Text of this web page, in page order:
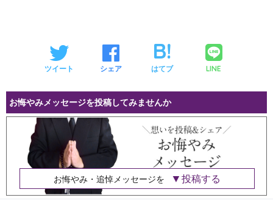
ツイート シェア はてブ LINE
お悔やみメッセージを投稿してみませんか
お悔やみ・追悼メッセージを 投稿する